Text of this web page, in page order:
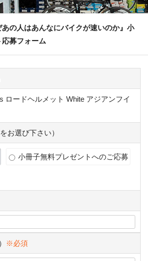
の人はあんなにバイクが速いのか』小
募フォーム
ロードヘルメット White アジアンフイ
お選び下さい）
小冊子無料プレゼントへのご応募
※必須